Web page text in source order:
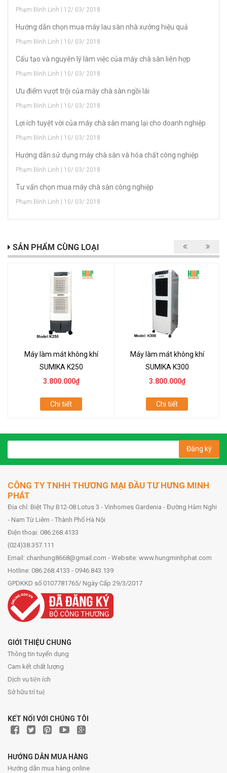
Phạm Đình Linh | 12/ 03/ 2018
Hướng dẫn chọn mua máy lau sàn nhà xưởng hiệu quả
Phạm Đình Linh | 10/ 03/ 2018
Cấu tạo và nguyên lý làm việc của máy chà sàn liên hợp
Phạm Đình Linh | 10/ 03/ 2018
Ưu điểm vượt trội của máy chà sàn ngồi lái
Phạm Đình Linh | 10/ 03/ 2018
Lợi ích tuyệt vời của máy chà sàn mang lại cho doanh nghiệp
Phạm Đình Linh | 10/ 03/ 2018
Hướng dẫn sử dụng máy chà sàn và hóa chất công nghiệp
Phạm Đình Linh | 10/ 03/ 2018
Tư vấn chọn mua máy chà sàn công nghiệp
Phạm Đình Linh | 10/ 03/ 2018
SẢN PHẨM CÙNG LOẠI
Máy làm mát không khí
SUMIKA K250
3.800.000₫
Chi tiết
Máy làm mát không khí
SUMIKA K300
3.800.000₫
Chi tiết
Đăng ký
CÔNG TY TNHH THƯƠNG MẠI ĐẦU TƯ HƯNG MINH
PHÁT
Địa chỉ: Biệt Thự B12-08 Lotus 3 - Vinhomes Gardenia - Đường Hàm Nghi
- Nam Từ Liêm - Thành Phố Hà Nội
Điện thoại: 086.268.4133
(024)38.357.111
Email: chanhung8668@gmail.com - Website: www.hungminhphat.com
Hotline: 086.268.4133 - 0946.843.139
GPDKKD số 0107781765/ Ngày Cấp 29/3/2017
GIỚI THIỆU CHUNG
Thông tin tuyển dụng
Cam kết chất lượng
Dịch vụ tiện ích
Sở hữu trí tuệ
KẾT NỐI VỚI CHÚNG TÔI
HƯỚNG DẪN MUA HÀNG
Hướng dẫn mua hàng online